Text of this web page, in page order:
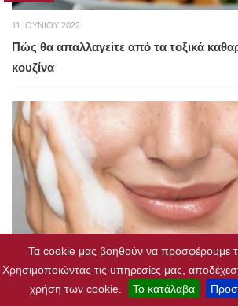
Τα cookie μας βοηθούν να προσφέρουμε
Χρησιμοποιώντας τις υπηρεσίες μας,
χρήση των cookie.
Το κατάλαβα
11 ΙΟΥΝΊΟΥ 2022
Πώς θα απαλλαγείτε από τα τοξικά
κουζίνα